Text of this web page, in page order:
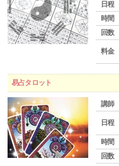
日程
時間
回数
料金
易占タロット
講師
日程
時間
回数